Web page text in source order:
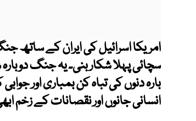
امریکا اسرائیل کی ایران کے
سچائی پہلا شکار بنی۔ یہ جنگ
بارہ دنوں کی تباہ کن بمباری اور
انسانی جانوں اور نقصانات کے زخم